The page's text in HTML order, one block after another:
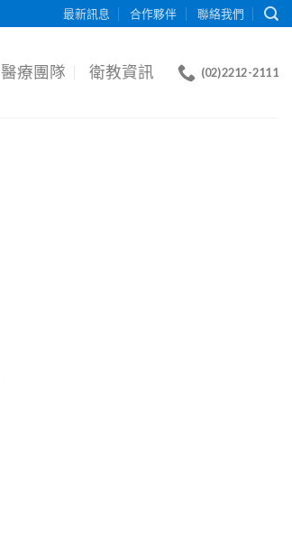
最新訊息 合作夥伴 聯絡我們
醫療團隊 衛教資訊 (02)2212-2111